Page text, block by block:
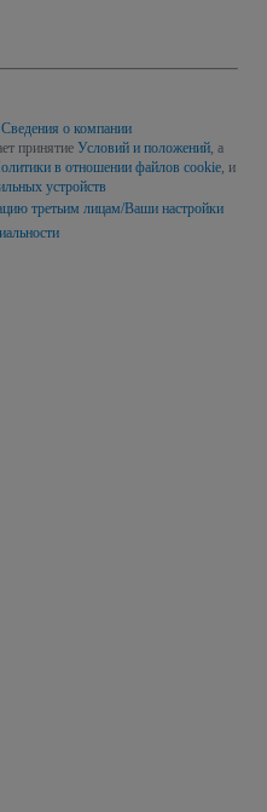
Сведения о компании
принятие Условий и положений, а
в отношении файлов cookie, и
устройств
третьим лицам/Ваши настройки